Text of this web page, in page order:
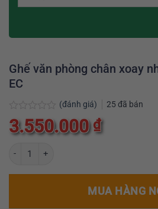
Ghế văn phòng chân xoay
EC
Được
xếp
hạng
(đánh giá) 25 đã bán
3.550.000₫
MUA HÀNG